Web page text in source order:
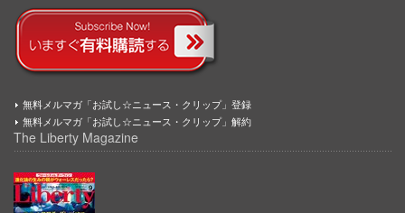
無料メルマガ「お試し☆ニュース・クリップ」登録
無料メルマガ「お試し☆ニュース・クリップ」解約
The Liberty Magazine